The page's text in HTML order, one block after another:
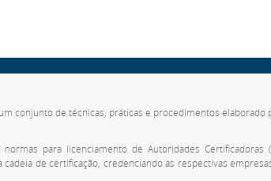
conjunto de técnicas, práticas e procedimentos elaborado
para licenciamento de Autoridades Certificadoras
de certificação, credenciando as respectivas